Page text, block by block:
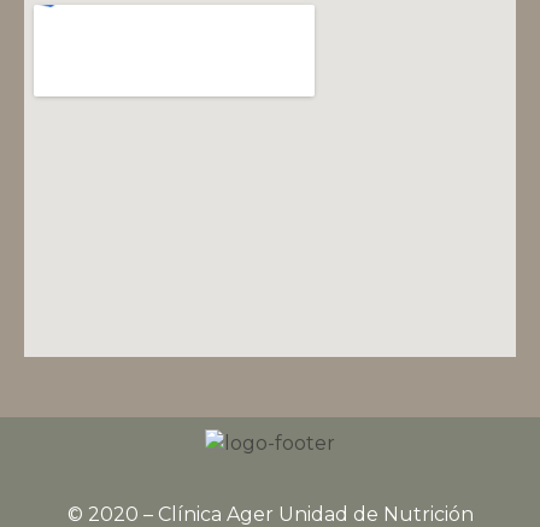
© 2020 – Clínica Ager Unidad de Nutrición